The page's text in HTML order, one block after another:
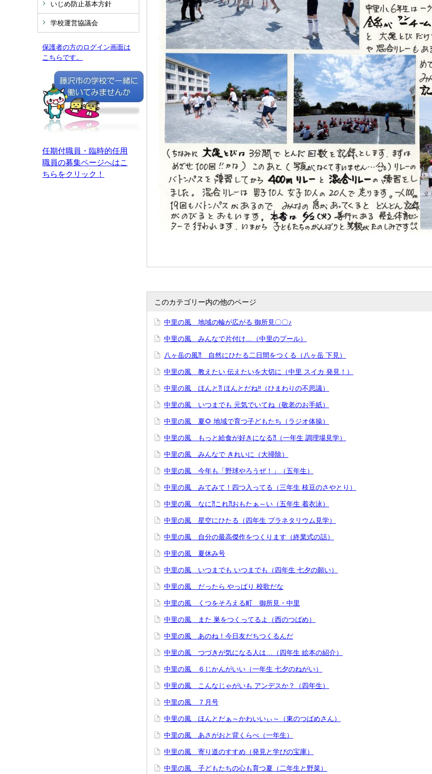
いじめ防止基本方針
学校運営協議会
保護者の方のログイン画面は
こちらです。
任期付職員・臨時的任用
職員の募集ページへはこ
ちらをクリック！
このカテゴリー内の他のページ
中里の風 地域の輪が広がる 御所見〇〇♪
中里の風 みんなで片付け…（中里のプール）
八ヶ岳の風⁈ 自然にひたる二日間をつくる（八ヶ岳 下見）
中里の風 教えたい 伝えたいを大切に（中里 スイカ 発見！）
中里の風 ほんと⁈ ほんとだね‼（ひまわりの不思議）
中里の風 いつまでも 元気でいてね（敬老のお手紙）
中里の風 夏🌻 地域で育つ子どもたち（ラジオ体操）
中里の風 もっと給食が好きになる⁈（一年生 調理場見学）
中里の風 みんなで きれいに（大掃除）
中里の風 今年も「野球やろうぜ！」（五年生）
中里の風 みてみて！四つ入ってる（三年生 枝豆のさやとり）
中里の風 なに⁈これ⁈おもたぁ～い（五年生 着衣泳）
中里の風 星空にひたる（四年生 プラネタリウム見学）
中里の風 自分の最高傑作をつくります（終業式の話）
中里の風 夏休み号
中里の風 いつまでも いつまでも（四年生 七夕の願い）
中里の風 だったら やっぱり 校歌だな
中里の風 くつをそろえる町 御所見・中里
中里の風 また 巣をつくってるよ（西のつばめ）
中里の風 あのね！今日友だちつくるんだ
中里の風 つづきが気になる人は…（四年生 絵本の紹介）
中里の風 ６じかんがいい（一年生 七夕のねがい）
中里の風 こんなじゃがいも アンデスか？（四年生）
中里の風 ７月号
中里の風 ほんとだぁ～かわいいぃ～（東のつばめさん）
中里の風 あさがおと背くらべ（一年生）
中里の風 寄り道のすすめ（発見と学びの宝庫）
中里の風 子どもたちの心も育つ夏（二年生と野菜）